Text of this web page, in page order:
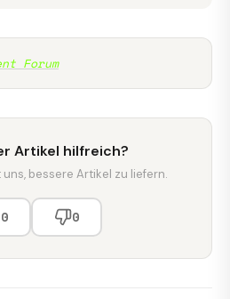
Forum
Artikel hilfreich?
bessere Artikel zu liefern.
0 0